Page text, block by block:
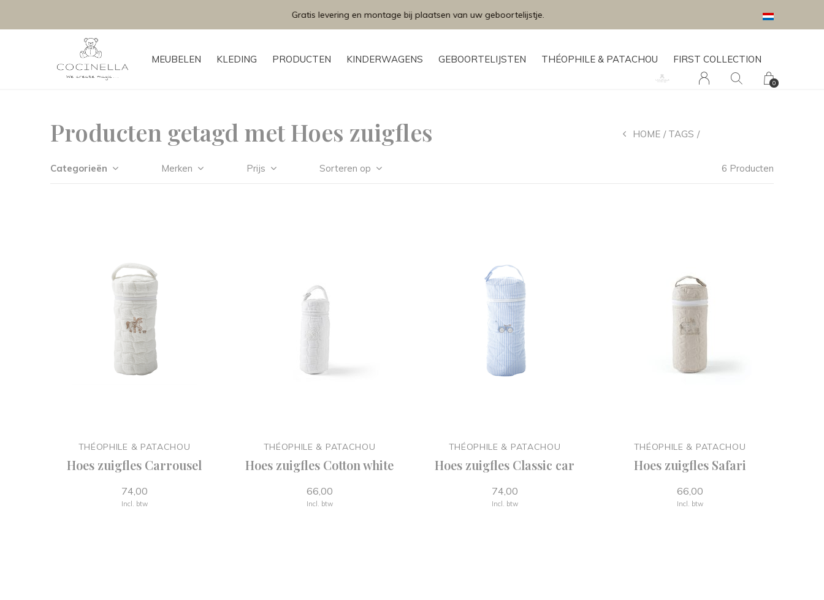
MEUBELEN KLEDING PRODUCTEN KINDERWAGENS GEBOORTELIJSTEN THÉOPHILE & PATACHOU FIRST COLLECTION
0
Gratis levering en montage bij plaatsen van uw geboortelijstje.
Producten getagd met Hoes zuigfles HOME TAGS
Categorieën Merken Prijs Sorteren op 6 Producten
THÉOPHILE & PATACHOU
Hoes zuigfles Carrousel
74,00
Incl. btw
THÉOPHILE & PATACHOU
Hoes zuigfles Cotton white
66,00
Incl. btw
THÉOPHILE & PATACHOU
Hoes zuigfles Classic car
74,00
Incl. btw
THÉOPHILE & PATACHOU
Hoes zuigfles Safari
66,00
Incl. btw